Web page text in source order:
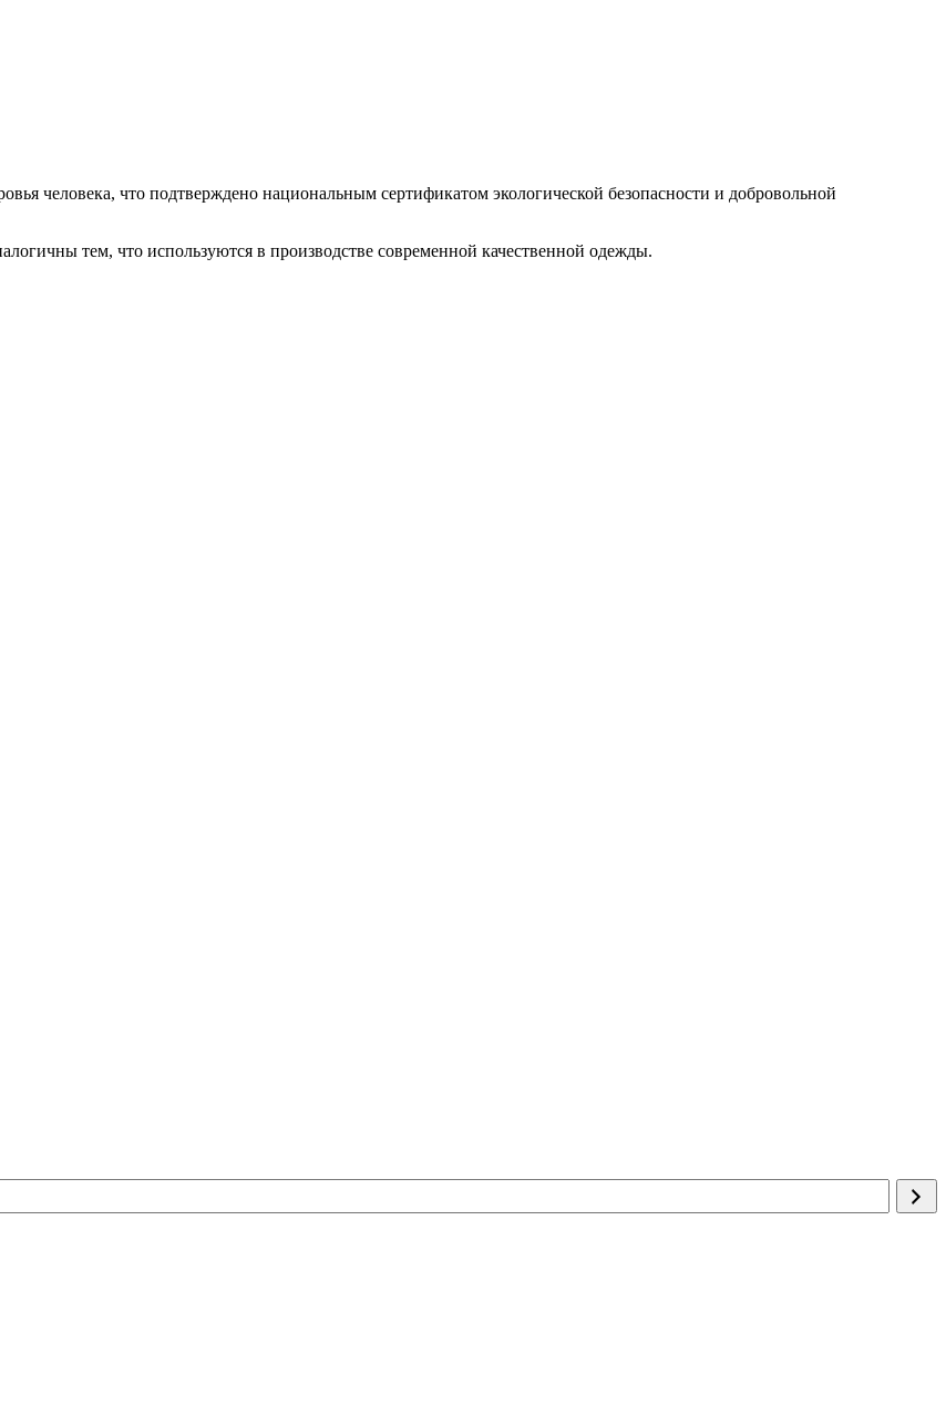
человека, что подтверждено национальным сертификатом экологической безопасности и добровольной
тем, что используются в производстве современной качественной одежды.